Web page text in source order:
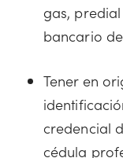
gas,
bancario
Tener en
credencial
cédula